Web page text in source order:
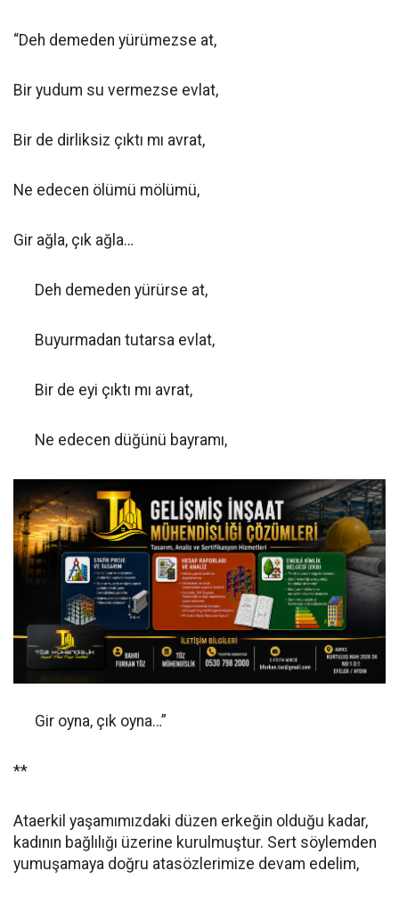
“Deh demeden yürümezse at,
Bir yudum su vermezse evlat,
Bir de dirliksiz çıktı mı avrat,
Ne edecen ölümü mölümü,
Gir ağla, çık ağla…
Deh demeden yürürse at,
Buyurmadan tutarsa evlat,
Bir de eyi çıktı mı avrat,
Ne edecen düğünü bayramı,
Gir oyna, çık oyna…”
**
Ataerkil yaşamımızdaki düzen erkeğin olduğu kadar,
kadının bağlılığı üzerine kurulmuştur. Sert söylemden
yumuşamaya doğru atasözlerimize devam edelim,